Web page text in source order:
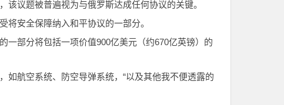
议题被普遍视为与俄罗斯达成任何协议的关键。
将安全保障纳入和平协议的一部分。
一部分将包括一项价值900亿美元（约670亿英镑）的
如航空系统、防空导弹系统，“以及其他我不便透露的